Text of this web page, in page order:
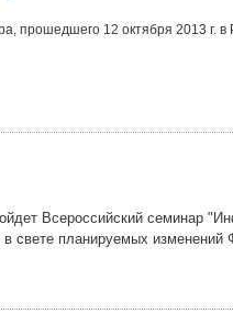
прошедшего 12 октября 2013 г. в
Всероссийский семинар
в свете планируемых